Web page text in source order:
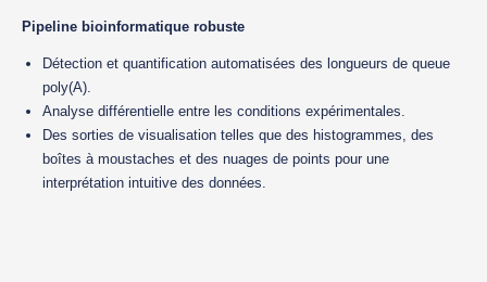
Pipeline bioinformatique robuste
Détection et quantification automatisées des longueurs de queue
poly(A).
Analyse différentielle entre les conditions expérimentales.
Des sorties de visualisation telles que des histogrammes, des
boîtes à moustaches et des nuages de points pour une
interprétation intuitive des données.